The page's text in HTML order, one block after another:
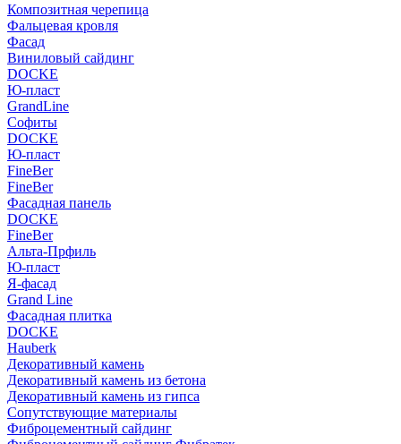
Композитная черепица
Фальцевая кровля
Фасад
Виниловый сайдинг
DOCKE
Ю-пласт
GrandLine
Софиты
DOCKE
Ю-пласт
FineBer
FineBer
Фасадная панель
DOCKE
FineBer
Альта-Прфиль
Ю-пласт
Я-фасад
Grand Line
Фасадная плитка
DOCKE
Hauberk
Декоративный камень
Декоративный камень из бетона
Декоративный камень из гипса
Сопутствующие материалы
Фиброцементный сайдинг